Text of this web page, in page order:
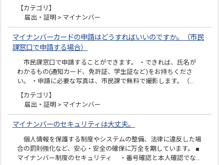
【カテゴリ】
届出・証明 > マイナンバー
マイナンバーカードの申請はどうすればいいのですか。（市民
課窓口で申請する場合）
市民課窓口で申請することができます。 ・できれば、氏名が
わかるもの(通知カード、免許証、学生証など)をお持ちくださ
い。 ・申請に必要な写真は、市民課で無料で撮影します。（…
【カテゴリ】
届出・証明 > マイナンバー
マイナンバーのセキュリティは大丈夫。
個人情報を保護する制度やシステムの整備、法律に違反した場
合の罰則強化など、安心・安全の確保に万全を期しています。 ■
マイナンバー制度のセキュリティ ・番号確認と本人確認でな…